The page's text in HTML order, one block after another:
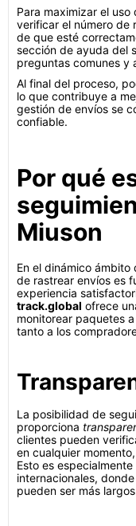
Para maximizar el uso
verificar el número de
de que esté
sección de ayuda del
preguntas comunes y
Al final del proceso,
lo que contribuye a
gestión de envíos se
confiable.
Por qué
Miuson
En el dinámico
de rastrear envíos es
experiencia
track.global ofrece
monitorear paquetes
tanto a los
La posibilidad de
proporciona
clientes pueden
en cualquier
Esto es
internacionales,
pueden ser más